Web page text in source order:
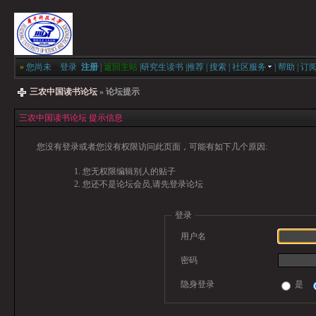
» 您尚未 登录 注册 返回主站 研究生读书 推荐 搜索 社区服务 帮助 订
三农中国读书论坛 » 论坛提示
三农中国读书论坛 提示信息
您没有登录或者您没有权限访问此页面，可能有如下几个原因:
您无权限编辑别人的贴子
您还不是论坛会员,请先登录论坛
登录
用户名
密码
隐身登录 是